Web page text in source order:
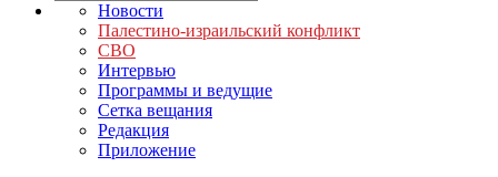
Новости
Палестино-израильский конфликт
СВО
Интервью
Программы и ведущие
Сетка вещания
Редакция
Приложение